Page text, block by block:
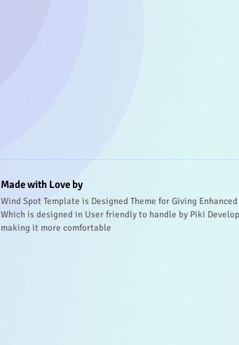
Made with Love by
Wind Spot Template is Designed Theme for Giving
Which is designed in User friendly to handle by Piki
making it more comfortable